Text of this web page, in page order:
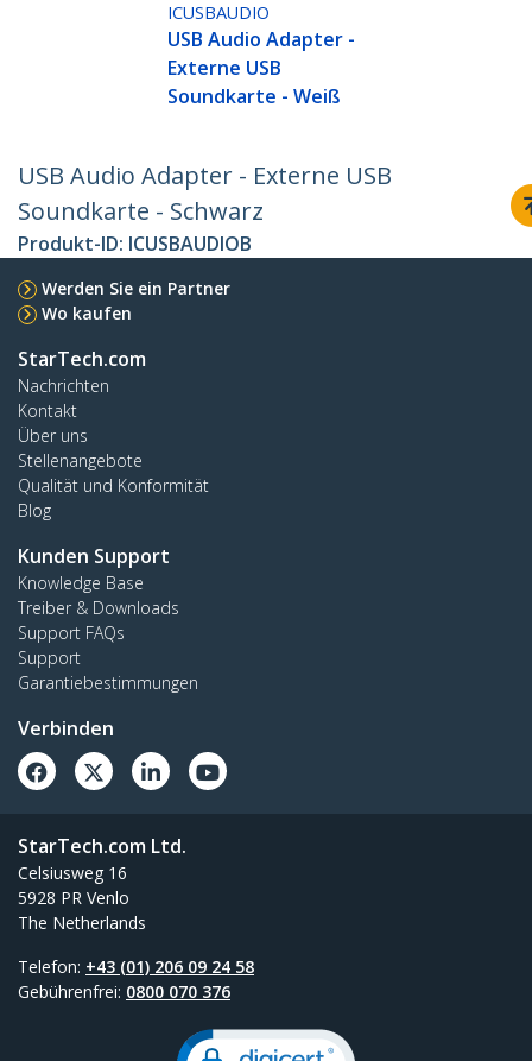
ICUSBAUDIO
USB Audio Adapter -
Externe USB
Soundkarte - Weiß
USB Audio Adapter - Externe USB
Soundkarte - Schwarz
Produkt-ID: ICUSBAUDIOB
Werden Sie ein Partner
Wo kaufen
StarTech.com
Nachrichten
Kontakt
Über uns
Stellenangebote
Qualität und Konformität
Blog
Kunden Support
Knowledge Base
Treiber & Downloads
Support FAQs
Support
Garantiebestimmungen
Verbinden
StarTech.com Ltd.
Celsiusweg 16
5928 PR Venlo
The Netherlands
Telefon: +43 (01) 206 09 24 58
Gebührenfrei: 0800 070 376